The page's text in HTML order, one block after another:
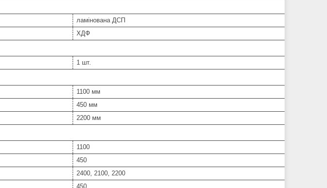
ламінована ДСП
ХДФ
1 шт.
1100 мм
450 мм
2200 мм
1100
450
2400, 2100, 2200
450